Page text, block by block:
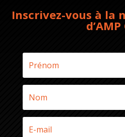
Inscrivez-vous à la
d’AMP